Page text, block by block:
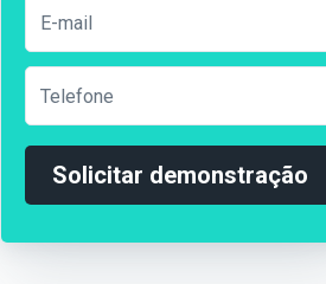
Solicitar demonstração